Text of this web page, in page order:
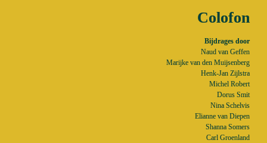
Colofon
Naud van Geffen
Marijke van den Muijsenberg
Henk-Jan Zijlstra
Michel Robert
Dorus Smit
Nina Schelvis
Elianne van Diepen
Shanna Somers
Carl Groenland